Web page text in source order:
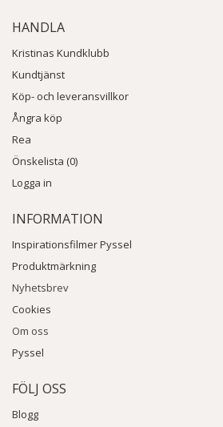
HANDLA
Kristinas Kundklubb
Kundtjänst
Köp- och leveransvillkor
Ångra köp
Rea
Önskelista (0)
Logga in
INFORMATION
Inspirationsfilmer Pyssel
Produktmärkning
Nyhetsbrev
Cookies
Om oss
Pyssel
FÖLJ OSS
Blogg